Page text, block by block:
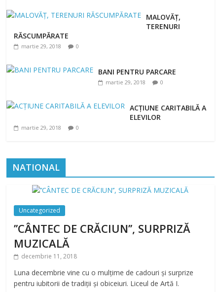
MALOVĂȚ,
TERENURI
RĂSCUMPĂRATE
martie 29, 2018 0
BANI PENTRU PARCARE
martie 29, 2018 0
ACȚIUNE CARITABILĂ A
ELEVILOR
martie 29, 2018 0
NATIONAL
Uncategorized
’’CÂNTEC DE CRĂCIUN’’, SURPRIZĂ
MUZICALĂ
decembrie 11, 2018
Luna decembrie vine cu o mulțime de cadouri și surprize
pentru iubitorii de tradiții și obiceiuri. Liceul de Artă I.